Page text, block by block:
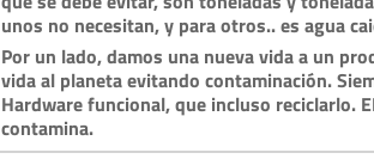
unos no necesitan, y para otros.. es agua
Por un lado, damos una nueva vida a un
vida al planeta evitando contaminación.
Hardware funcional, que incluso reciclarlo.
contamina.